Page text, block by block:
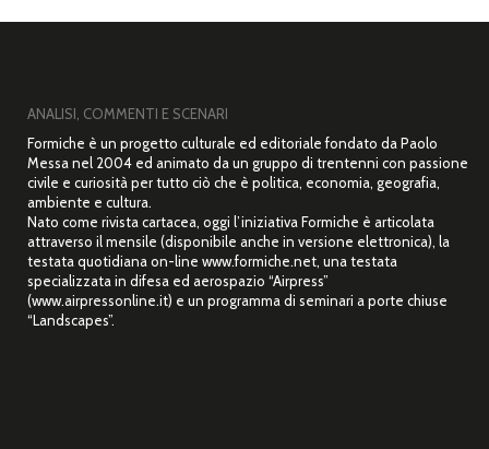
ANALISI, COMMENTI E SCENARI
Formiche è un progetto culturale ed editoriale fondato da Paolo
Messa nel 2004 ed animato da un gruppo di trentenni con passione
civile e curiosità per tutto ciò che è politica, economia, geografia,
ambiente e cultura.
Nato come rivista cartacea, oggi l’iniziativa Formiche è articolata
attraverso il mensile (disponibile anche in versione elettronica), la
testata quotidiana on-line www.formiche.net, una testata
specializzata in difesa ed aerospazio “Airpress”
(www.airpressonline.it) e un programma di seminari a porte chiuse
“Landscapes”.